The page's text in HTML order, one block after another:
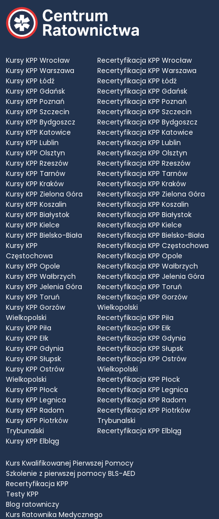
Kursy KPP Wrocław
Kursy KPP Warszawa
Kursy KPP Łódź
Kursy KPP Gdańsk
Kursy KPP Poznań
Kursy KPP Szczecin
Kursy KPP Bydgoszcz
Kursy KPP Katowice
Kursy KPP Lublin
Kursy KPP Olsztyn
Kursy KPP Rzeszów
Kursy KPP Tarnów
Kursy KPP Kraków
Kursy KPP Zielona Góra
Kursy KPP Koszalin
Kursy KPP Białystok
Kursy KPP Kielce
Kursy KPP Bielsko-Biała
Kursy KPP
Częstochowa
Kursy KPP Opole
Kursy KPP Wałbrzych
Kursy KPP Jelenia Góra
Kursy KPP Toruń
Kursy KPP Gorzów
Wielkopolski
Kursy KPP Piła
Kursy KPP Ełk
Kursy KPP Gdynia
Kursy KPP Słupsk
Kursy KPP Ostrów
Wielkopolski
Kursy KPP Płock
Kursy KPP Legnica
Kursy KPP Radom
Kursy KPP Piotrków
Trybunalski
Kursy KPP Elbląg
Recertyfikacja KPP Wrocław
Recertyfikacja KPP Warszawa
Recertyfikacja KPP Łódź
Recertyfikacja KPP Gdańsk
Recertyfikacja KPP Poznań
Recertyfikacja KPP Szczecin
Recertyfikacja KPP Bydgoszcz
Recertyfikacja KPP Katowice
Recertyfikacja KPP Lublin
Recertyfikacja KPP Olsztyn
Recertyfikacja KPP Rzeszów
Recertyfikacja KPP Tarnów
Recertyfikacja KPP Kraków
Recertyfikacja KPP Zielona Góra
Recertyfikacja KPP Koszalin
Recertyfikacja KPP Białystok
Recertyfikacja KPP Kielce
Recertyfikacja KPP Bielsko-Biała
Recertyfikacja KPP Częstochowa
Recertyfikacja KPP Opole
Recertyfikacja KPP Wałbrzych
Recertyfikacja KPP Jelenia Góra
Recertyfikacja KPP Toruń
Recertyfikacja KPP Gorzów
Wielkopolski
Recertyfikacja KPP Piła
Recertyfikacja KPP Ełk
Recertyfikacja KPP Gdynia
Recertyfikacja KPP Słupsk
Recertyfikacja KPP Ostrów
Wielkopolski
Recertyfikacja KPP Płock
Recertyfikacja KPP Legnica
Recertyfikacja KPP Radom
Recertyfikacja KPP Piotrków
Trybunalski
Recertyfikacja KPP Elbląg
Kurs Kwalifikowanej Pierwszej Pomocy
Szkolenie z pierwszej pomocy BLS-AED
Recertyfikacja KPP
Testy KPP
Blog ratowniczy
Kurs Ratownika Medycznego